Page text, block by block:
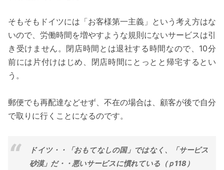
そもそもドイツには「お客様第一主義」という考え方はな
いので、労働時間を増やすような規則にないサービスは引
き受けません。閉店時間とは退社する時間なので、10分
前には片付けはじめ、閉店時間にとっとと帰宅するとい
う。
郵便でも再配達などせず、不在の場合は、顧客が後で自分
で取りに行くことになるのです。
ドイツ・・「おもてなしの国」ではなく、「サービス
砂漠」だ・・悪いサービスに慣れている（ｐ118）